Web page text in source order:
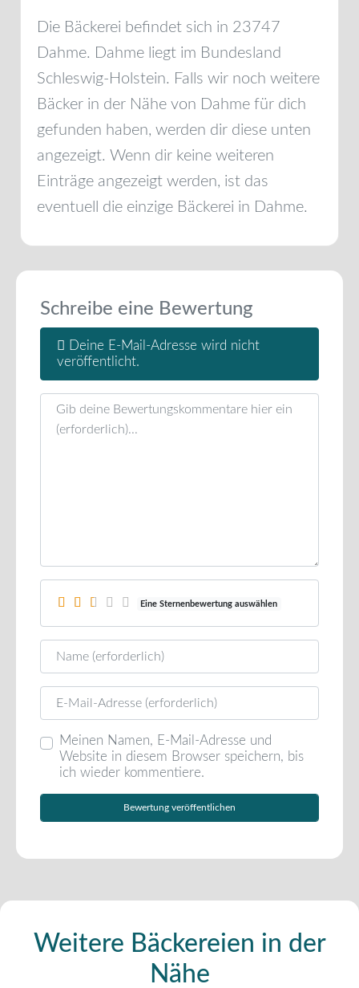
Die Bäckerei befindet sich in 23747
Dahme. Dahme liegt im Bundesland
Schleswig-Holstein. Falls wir noch weitere
Bäcker in der Nähe von Dahme für dich
gefunden haben, werden dir diese unten
angezeigt. Wenn dir keine weiteren
Einträge angezeigt werden, ist das
eventuell die einzige Bäckerei in Dahme.
Schreibe eine Bewertung
Deine E-Mail-Adresse wird nicht
veröffentlicht.
Rezensionstext
Eine Sternenbewertung auswählen
Name
E-Mail
Meinen Namen, E-Mail-Adresse und
Website in diesem Browser speichern, bis
ich wieder kommentiere.
Weitere Bäckereien in der
Nähe